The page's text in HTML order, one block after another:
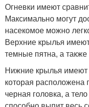
Огневки имеют
Максимально могут
насекомое можно
Верхние крылья
темные пятна, а
Нижние крылья имеют
которая расположена
черная головка, а